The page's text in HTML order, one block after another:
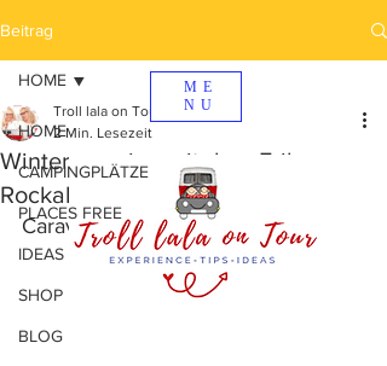
ME
NU
Beitrag
HOME
CAMPINGPLÄTZE
PLACES FREE
IDEAS
SHOP
BLOG
HOME
Wintercamping mit dem Eriba
Rockabilly
Troll lala on Tour
2 Min. Lesezeit
Caravan Park Sexten